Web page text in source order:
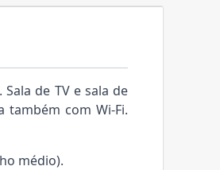
de TV e sala de
também com Wi-Fi.
médio).